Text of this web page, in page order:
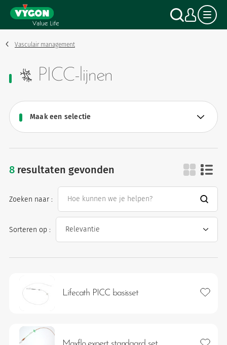
Cookies beheer paneel
Overslaan
de
inhoud
gaan
Zoek
Mijn
Vasculair management
PICC-lijnen
8resultaten gevonden
Sorteren op :
Zoeken naar :
Lifecath PICC basisset